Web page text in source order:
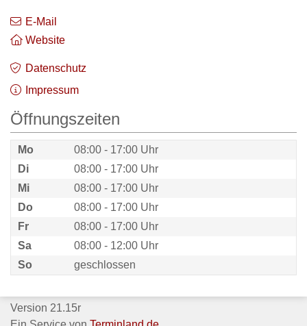
E-Mail
Website
Datenschutz
Impressum
Öffnungszeiten
Mo
08:00 - 17:00 Uhr
Di
08:00 - 17:00 Uhr
Mi
08:00 - 17:00 Uhr
Do
08:00 - 17:00 Uhr
Fr
08:00 - 17:00 Uhr
Sa
08:00 - 12:00 Uhr
So
geschlossen
Version 21.15r